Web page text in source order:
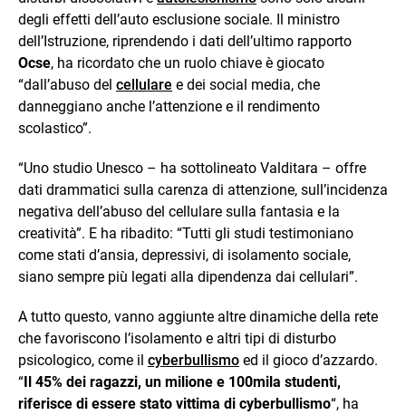
degli effetti dell’auto esclusione sociale. Il ministro
dell’Istruzione, riprendendo i dati dell’ultimo rapporto
Ocse, ha ricordato che un ruolo chiave è giocato
“dall’abuso del cellulare e dei social media, che
danneggiano anche l’attenzione e il rendimento
scolastico”.
“Uno studio Unesco – ha sottolineato Valditara – offre
dati drammatici sulla carenza di attenzione, sull’incidenza
negativa dell’abuso del cellulare sulla fantasia e la
creatività”. E ha ribadito: “Tutti gli studi testimoniano
come stati d’ansia, depressivi, di isolamento sociale,
siano sempre più legati alla dipendenza dai cellulari”.
A tutto questo, vanno aggiunte altre dinamiche della rete
che favoriscono l’isolamento e altri tipi di disturbo
psicologico, come il cyberbullismo ed il gioco d’azzardo.
“Il 45% dei ragazzi, un milione e 100mila studenti,
riferisce di essere stato vittima di cyberbullismo“, ha